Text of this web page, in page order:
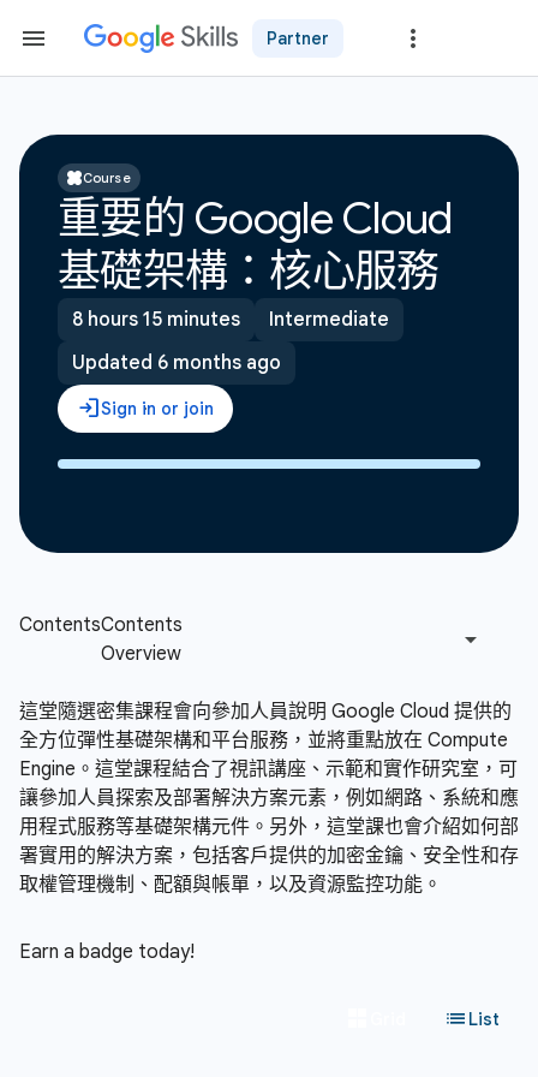
Partner
Course
重要的 Google Cloud
基礎架構：核心服務
8 hours 15 minutes
Intermediate
Updated 6 months ago
這堂隨選密集課程會向參加人員說明 Google Cloud 提供的
全方位彈性基礎架構和平台服務，並將重點放在 Compute
Engine。這堂課程結合了視訊講座、示範和實作研究室，可
讓參加人員探索及部署解決方案元素，例如網路、系統和應
用程式服務等基礎架構元件。另外，這堂課也會介紹如何部
署實用的解決方案，包括客戶提供的加密金鑰、安全性和存
取權管理機制、配額與帳單，以及資源監控功能。
Earn a badge today!